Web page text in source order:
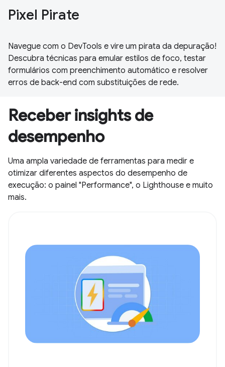
Pixel Pirate
Navegue com o DevTools e vire um pirata da depuração!
Descubra técnicas para emular estilos de foco, testar
formulários com preenchimento automático e resolver
erros de back-end com substituições de rede.
Receber insights de
desempenho
Uma ampla variedade de ferramentas para medir e
otimizar diferentes aspectos do desempenho de
execução: o painel "Performance", o Lighthouse e muito
mais.